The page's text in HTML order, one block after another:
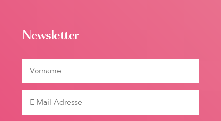
Newsletter